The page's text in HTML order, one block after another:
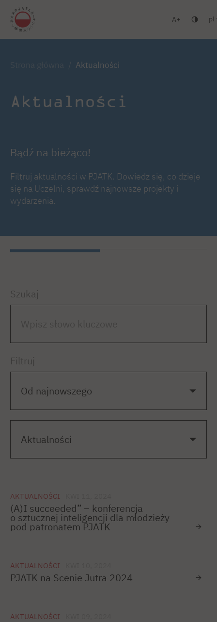
Warszawa Gdańsk Liceum Studia podyplomowe
A pl
Aktualności
Aktualności
Bądź na bieżąco!
Filtruj aktualności w PJATK. Dowiedz się, co dzieje
się na Uczelni, sprawdź najnowsze projekty i
wydarzenia.
Szukaj
Filtruj
AKTUALNOŚCI
(A)I succeeded” – konferencja
o sztucznej inteligencji dla młodzieży
pod patronatem PJATK
AKTUALNOŚCI
PJATK na Scenie Jutra 2024
AKTUALNOŚCI